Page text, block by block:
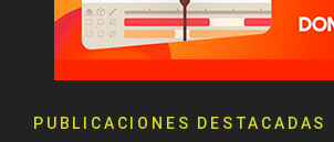
PUBLICACIONES DESTACADAS